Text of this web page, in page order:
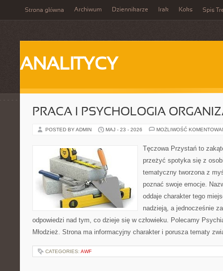
Strona główna Archiwum Dziennikarze Irak Koks Spis
ANALITYCY
PRACA I PSYCHOLOGIA
POSTED BY ADMIN MAJ - 23 - 2026 MOŻLIWOŚĆ
Tęczowa Przystań to
przeżyć spotyka się z
tematyczny tworzona z
poznać swoje emocje.
oddaje charakter tego
nadzieją, a jednocześnie
odpowiedzi nad tym, co dzieje się w człowieku. Polecamy
Młodzież. Strona ma informacyjny charakter i porusza tematy
CATEGORIES: AWF